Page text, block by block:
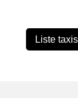
Liste